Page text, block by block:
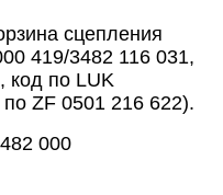
сцепления
419/3482 116 031,
код по LUK
ZF 0501 216 622).
000